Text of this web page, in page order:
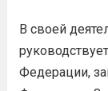
В своей
Федерации,